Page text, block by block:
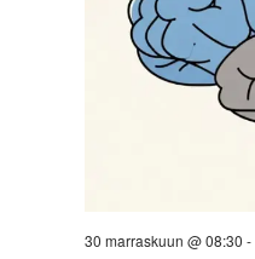
30 marraskuun @ 08:30 -